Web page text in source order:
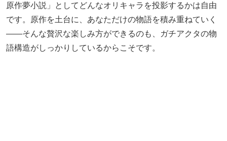
原作夢小説」としてどんなオリキャラを投影するかは自由
です。原作を土台に、あなただけの物語を積み重ねていく
――そんな贅沢な楽しみ方ができるのも、ガチアクタの物
語構造がしっかりしているからこそです。